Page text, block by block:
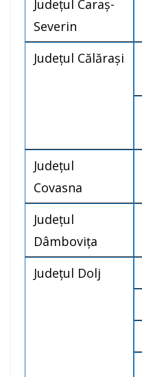
Judeţul Caraş-
Severin
Judeţul Călăraşi
Judeţul
Covasna
Judeţul
Dâmboviţa
Judeţul Dolj